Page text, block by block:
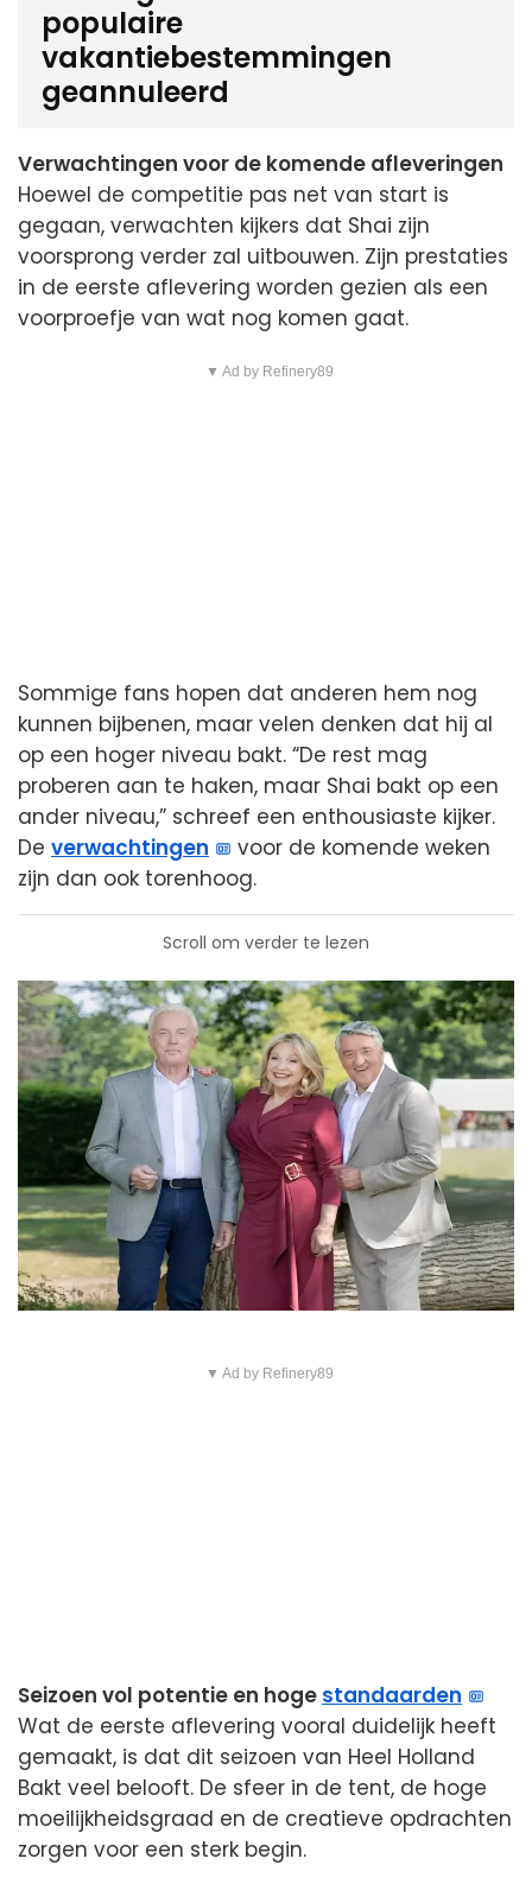
populaire
vakantiebestemmingen
geannuleerd
Verwachtingen voor de komende afleveringen
Hoewel de competitie pas net van start is
gegaan, verwachten kijkers dat Shai zijn
voorsprong verder zal uitbouwen. Zijn prestaties
in de eerste aflevering worden gezien als een
voorproefje van wat nog komen gaat.
▼ Ad by Refinery89
Sommige fans hopen dat anderen hem nog
kunnen bijbenen, maar velen denken dat hij al
op een hoger niveau bakt. “De rest mag
proberen aan te haken, maar Shai bakt op een
ander niveau,” schreef een enthousiaste kijker.
De verwachtingen
voor de komende weken
zijn dan ook torenhoog.
Scroll om verder te lezen
▼ Ad by Refinery89
Seizoen vol potentie en hoge standaarden
Wat de eerste aflevering vooral duidelijk heeft
gemaakt, is dat dit seizoen van Heel Holland
Bakt veel belooft. De sfeer in de tent, de hoge
moeilijkheidsgraad en de creatieve opdrachten
zorgen voor een sterk begin.